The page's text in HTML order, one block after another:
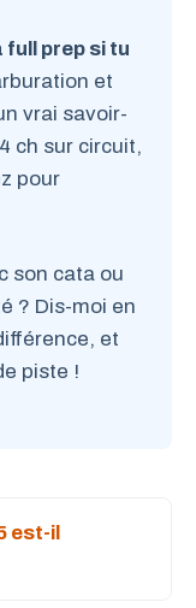
full prep si tu
et
vrai savoir-
ch sur circuit,
pour
son cata ou
? Dis-moi en
et
piste !
est-il